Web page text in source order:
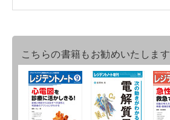
こちらの書籍もお勧めいたします